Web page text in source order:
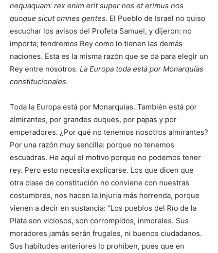
nequaquam: rex enim erit super nos et erimus nos
quoque sicut omnes gentes. El Pueblo de Israel no quiso
escuchar los avisos del Profeta Samuel, y dijeron: no
importa; tendremos Rey como lo tienen las demás
naciones. Esta es la misma razón que se da para elegir un
Rey entre nosotros. La Europa toda está por Monarquías
constitucionales.
Toda la Europa está por Monarquías. También está por
almirantes, por grandes duques, por papas y por
emperadores. ¿Por qué no tenemos nosotros almirantes?
Por una razón muy sencilla: porque no tenemos
escuadras. He aquí el motivo porque no podemos tener
rey. Pero esto necesita explicarse. Los que dicen que
otra clase de constitución no conviene con nuestras
costumbres, nos hacen la injuria más horrenda, porque
vienen a decir en sustancia: “Los pueblos del Río de la
Plata son viciosos, son corrompidos, inmorales. Sus
moradores jamás serán frugales, ni buenos ciudadanos.
Sus habitudes anteriores lo prohíben, pues que en